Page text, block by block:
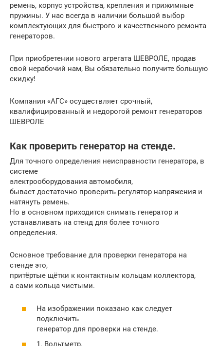
ремень, корпус устройства, крепления и прижимные
пружины. У нас всегда в наличии большой выбор
комплектующих для быстрого и качественного ремонта
генераторов.
При приобретении нового агрегата ШЕВРОЛЕ, продав
свой нерабочий нам, Вы обязательно получите большую
скидку!
Компания «АГС» осуществляет срочный,
квалифицированный и недорогой ремонт генераторов
ШЕВРОЛЕ
Как проверить генератор на стенде.
Для точного определения неисправности генератора, в
системе
электрооборудования автомобиля,
бывает достаточно проверить регулятор напряжения и
натянуть ремень.
Но в основном приходится снимать генератор и
устанавливать на стенд для более точного
определения.
Основное требование для проверки генератора на
стенде это,
притёртые щётки к контактным кольцам коллектора,
а сами кольца чистыми.
На изображении показано как следует
подключить
генератор для проверки на стенде.
1. Вольтметр.